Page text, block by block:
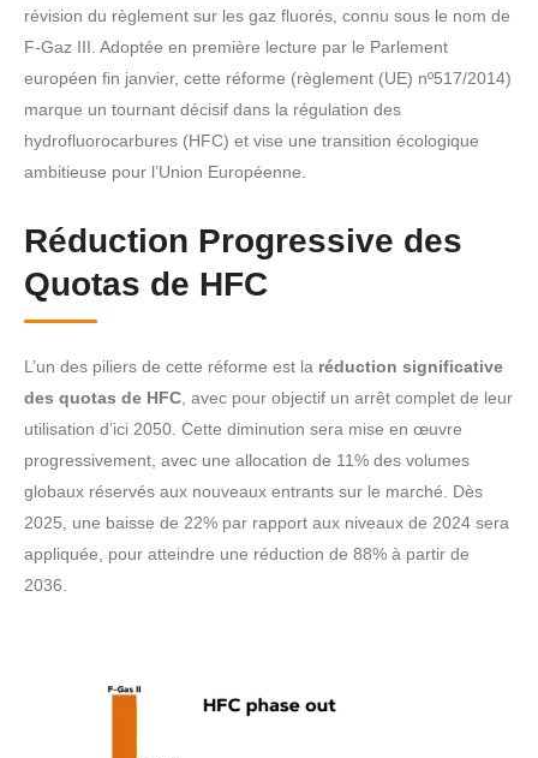
révision du règlement sur les gaz fluorés, connu sous le nom de
F-Gaz III. Adoptée en première lecture par le Parlement
européen fin janvier, cette réforme (règlement (UE) nº517/2014)
marque un tournant décisif dans la régulation des
hydrofluorocarbures (HFC) et vise une transition écologique
ambitieuse pour l’Union Européenne.
Réduction Progressive des
Quotas de HFC
L’un des piliers de cette réforme est la réduction significative
des quotas de HFC, avec pour objectif un arrêt complet de leur
utilisation d’ici 2050. Cette diminution sera mise en œuvre
progressivement, avec une allocation de 11% des volumes
globaux réservés aux nouveaux entrants sur le marché. Dès
2025, une baisse de 22% par rapport aux niveaux de 2024 sera
appliquée, pour atteindre une réduction de 88% à partir de
2036.